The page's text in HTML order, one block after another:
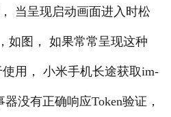
当呈现启动画面进入时松
如图， 如果常常呈现这种
用， 小米手机长途获取im-
没有正确响应Token验证，